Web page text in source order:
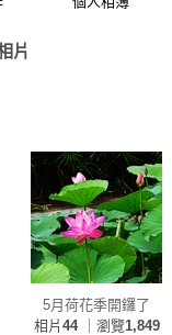
片
5月荷花季開鑼了
相片 44｜瀏覽1,849